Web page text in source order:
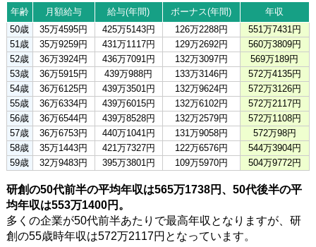
年齢 月額給与 給与(年間) ボーナス(年間)
年収
50歳
35万4595円 425万5143円 126万2288円
551万7431円
51歳
35万9259円 431万1117円 129万2692円
560万3809円
52歳
36万3924円 436万7091円 132万3097円
569万189円
53歳
36万5915円 439万988円 133万3146円
572万4135円
54歳
36万6125円 439万3501円 132万9624円
572万3126円
55歳
36万6334円 439万6015円 132万6102円
572万2117円
56歳
36万6544円 439万8528円 132万2579円
572万1108円
57歳
36万6753円 440万1041円 131万9058円
572万98円
58歳
35万1443円 421万7327円 122万6576円
544万3904円
59歳
32万9483円 395万3801円 109万5970円 504万9772円
研創の50代前半の平均年収は565万1738円、50代後半の平
均年収は553万1400円。
多くの企業が50代前半あたりで最高年収となりますが、研
創の55歳時年収は572万2117円となっています。